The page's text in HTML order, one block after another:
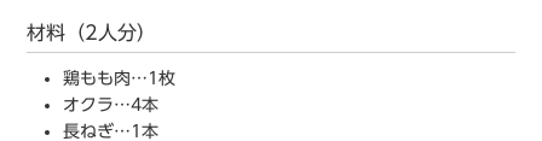
材料（2人分）
鶏もも肉…1枚
オクラ…4本
長ねぎ…1本